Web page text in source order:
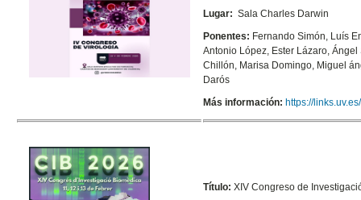
Lugar:Sala Charles Darwin
Ponentes: Fernando Simón, Luís
Antonio López, Ester Lázaro,
Chillón, Marisa Domingo, Miguel
Darós
Más información: https://links.uv.es/
Título:XIV Congreso de